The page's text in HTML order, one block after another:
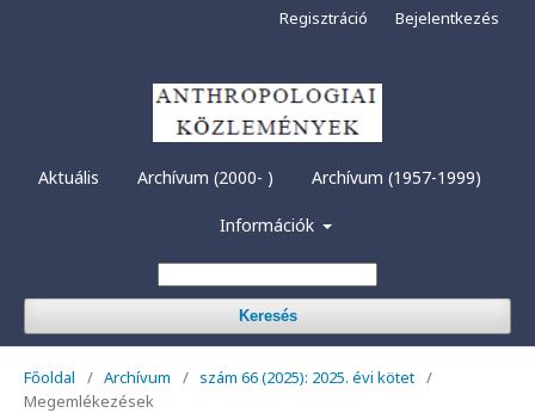
Aktuális Archívum (2000- ) Archívum (1957-1999)
Információk
Keresés
Regisztráció Bejelentkezés
Főoldal / Archívum / szám 66 (2025): 2025. évi kötet /
Megemlékezések